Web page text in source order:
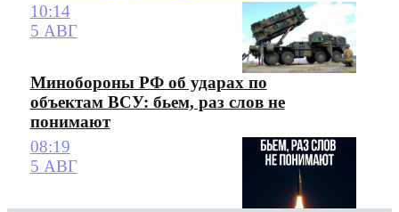
10:14
5 АВГ
Минобороны РФ об ударах по
объектам ВСУ: бьем, раз слов не
понимают
08:19
5 АВГ